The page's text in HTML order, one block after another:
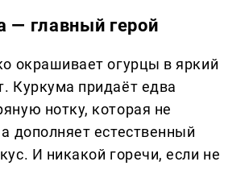
— главный герой
окрашивает огурцы в яркий
Куркума придаёт едва
нотку, которая не
дополняет естественный
И никакой горечи, если не